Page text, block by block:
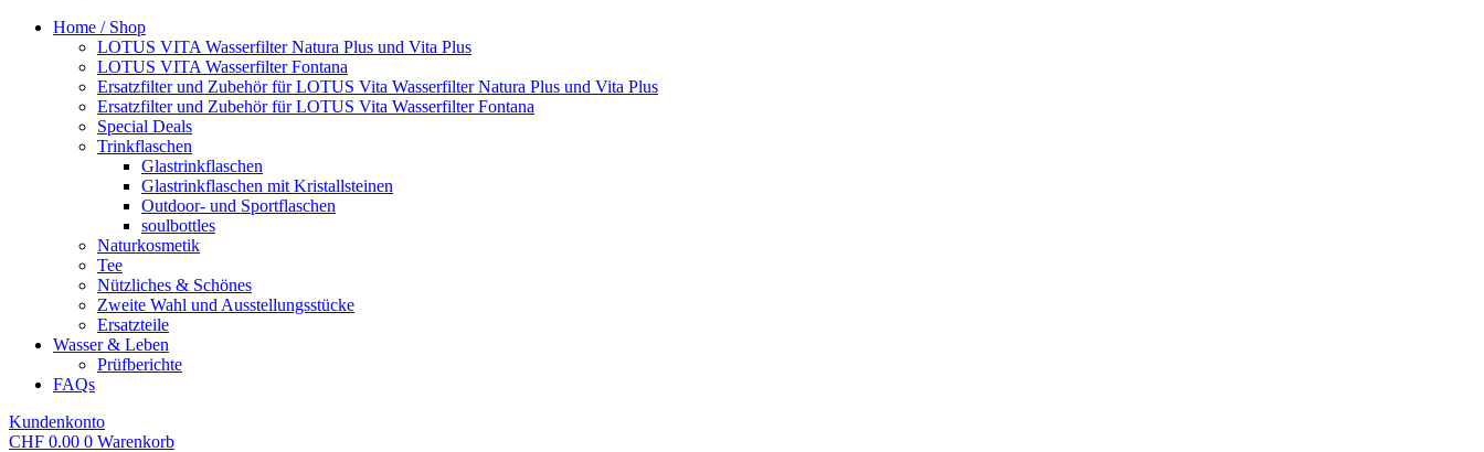
Home / Shop
LOTUS VITA Wasserfilter Natura Plus und Vita Plus
LOTUS VITA Wasserfilter Fontana
Ersatzfilter und Zubehör für LOTUS Vita Wasserfilter Natura Plus und Vita Plus
Ersatzfilter und Zubehör für LOTUS Vita Wasserfilter Fontana
Special Deals
Trinkflaschen
Glastrinkflaschen
Glastrinkflaschen mit Kristallsteinen
Outdoor- und Sportflaschen
soulbottles
Naturkosmetik
Tee
Nützliches & Schönes
Zweite Wahl und Ausstellungsstücke
Ersatzteile
Wasser & Leben
Prüfberichte
FAQs
Kundenkonto
CHF 0.00 0 Warenkorb